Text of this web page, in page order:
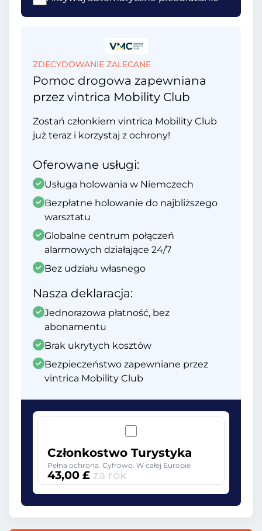
ZDECYDOWANIE ZALECANE
Pomoc drogowa zapewniana
przez vintrica Mobility Club
Zostań członkiem vintrica Mobility Club
już teraz i korzystaj z ochrony!
Oferowane usługi:
Usługa holowania w Niemczech
Bezpłatne holowanie do najbliższego
warsztatu
Globalne centrum połączeń
alarmowych działające 24/7
Bez udziału własnego
Nasza deklaracja:
Jednorazowa płatność, bez
abonamentu
Brak ukrytych kosztów
Bezpieczeństwo zapewniane przez
vintrica Mobility Club
Członkostwo Turystyka
Pełna ochrona. Cyfrowo. W całej Europie
43,00 £ za rok